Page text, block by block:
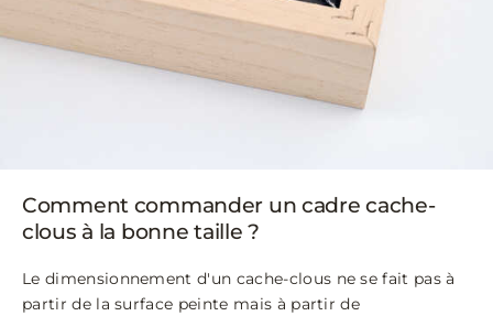
Comment commander un cadre cache-
clous à la bonne taille ?
Le dimensionnement d'un cache-clous ne se fait pas à
partir de la surface peinte mais à partir de